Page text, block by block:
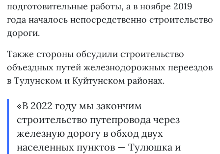
подготовительные работы, а в ноябре 2019
года началось непосредственно строительство
дороги.
Также стороны обсудили строительство
объездных путей железнодорожных переездов
в Тулунском и Куйтунском районах.
«В 2022 году мы закончим
строительство путепровода через
железную дорогу в обход двух
населенных пунктов — Тулюшка и